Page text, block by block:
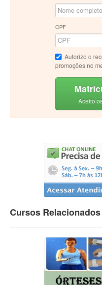
CPF
Autorizo o
promoções no
Aceito
Cursos Relacionados